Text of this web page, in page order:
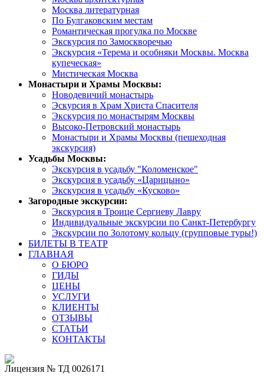
Москва литературная
По Булгаковским местам
Романтическая прогулка по Москве
Экскурсия по Замоскворечью
Экскурсия «Терема и особняки Москвы. Москва
купеческая»
Мистическая Москва
Монастыри и Храмы Москвы:
Новодевичий монастырь
Эскурсия в Храм Христа Спасителя
Экскурсия по монастырям Москвы
Высоко-Петровский монастырь
Монастыри и Храмы Москвы (пешеходная
экскурсия)
Усадьбы Москвы:
Экскурсия в усадьбу "Коломенское"
Экскурсия в усадьбу «Царицыно»
Экскурсия в усадьбу «Кусково»
Загородные экскурсии:
Экскурсия в Троице Сергиеву Лавру
Индивидуальные экскурсии по Санкт-Петербургу
Экскурсии по Золотому кольцу (групповые туры!)
БИЛЕТЫ В ТЕАТР
ГЛАВНАЯ
О БЮРО
ГИДЫ
ЦЕНЫ
УСЛУГИ
КЛИЕНТЫ
ОТЗЫВЫ
СТАТЬИ
КОНТАКТЫ
Лицензия № ТД 0026171